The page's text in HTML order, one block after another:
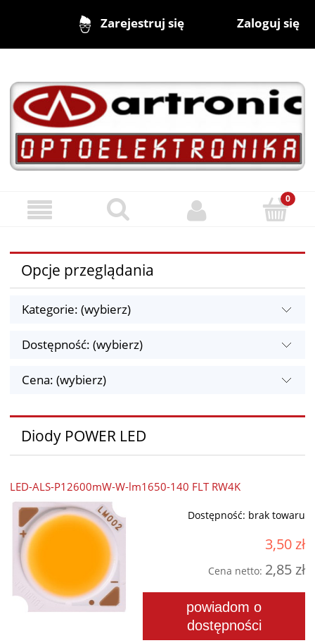
Zarejestruj się Zaloguj się
Opcje przeglądania
Kategorie: (wybierz)
Dostępność: (wybierz)
Cena: (wybierz)
Diody POWER LED
LED-ALS-P12600mW-W-lm1650-140 FLT RW4K
Dostępność: brak towaru
3,50 zł
Cena netto: 2,85 zł
powiadom o
dostępności